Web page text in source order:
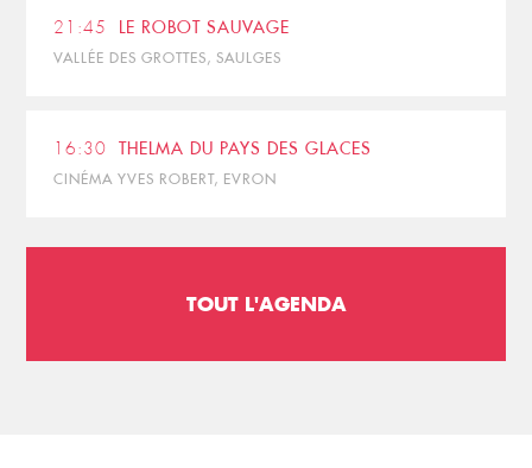
21:45 LE ROBOT SAUVAGE
VALLÉE DES GROTTES, SAULGES
16:30 THELMA DU PAYS DES GLACES
CINÉMA YVES ROBERT, EVRON
TOUT L'AGENDA